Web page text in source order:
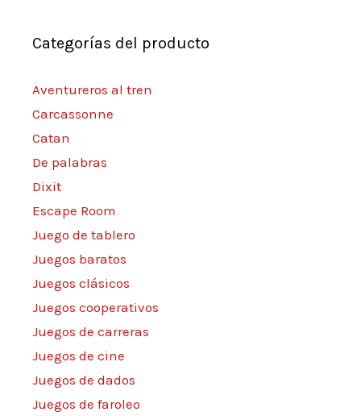
Categorías del producto
Aventureros al tren
Carcassonne
Catan
De palabras
Dixit
Escape Room
Juego de tablero
Juegos baratos
Juegos clásicos
Juegos cooperativos
Juegos de carreras
Juegos de cine
Juegos de dados
Juegos de faroleo